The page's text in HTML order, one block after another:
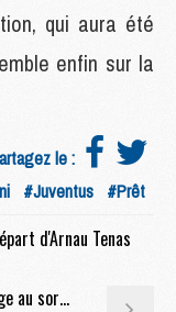
qui aura été
enfin sur la
le :
#Juventus #Prêt
d'Arnau Tenas
Europe : Les chapeaux définitifs pour le tirage au sort de la phase de ligue de la Ligue des Champions 2025/26